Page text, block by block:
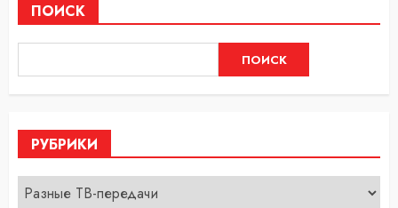
ПОИСК
ПОИСК
РУБРИКИ
Рубрики